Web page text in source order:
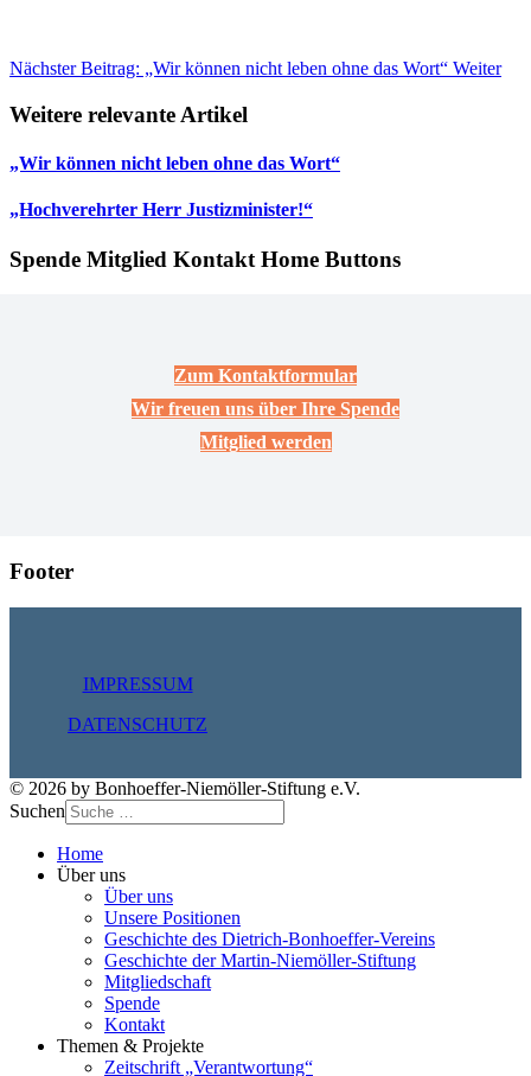
Nächster Beitrag: „Wir können nicht leben ohne das Wort“ Weiter
Weitere relevante Artikel
„Wir können nicht leben ohne das Wort“
„Hochverehrter Herr Justizminister!“
Spende Mitglied Kontakt Home Buttons
Zum Kontaktformular
Wir freuen uns über Ihre Spende
Mitglied werden
Footer
IMPRESSUM
DATENSCHUTZ
© 2026 by Bonhoeffer-Niemöller-Stiftung e.V.
Suchen
Home
Über uns
Über uns
Unsere Positionen
Geschichte des Dietrich-Bonhoeffer-Vereins
Geschichte der Martin-Niemöller-Stiftung
Mitgliedschaft
Spende
Kontakt
Themen & Projekte
Zeitschrift „Verantwortung“